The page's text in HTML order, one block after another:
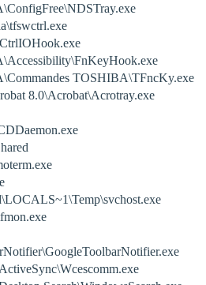
TOSHIBA\TFncKy.exe
8.0\Acrobat\Acrotray.exe